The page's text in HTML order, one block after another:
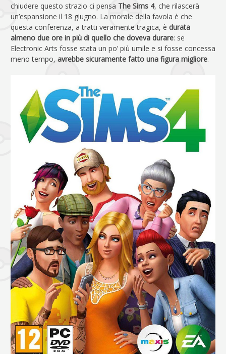
chiudere questo strazio ci pensa The Sims 4, che rilascerà
un’espansione il 18 giugno. La morale della favola è che
questa conferenza, a tratti veramente tragica, è durata
almeno due ore in più di quello che doveva durare: se
Electronic Arts fosse stata un po’ più umile e si fosse concessa
meno tempo, avrebbe sicuramente fatto una figura migliore.